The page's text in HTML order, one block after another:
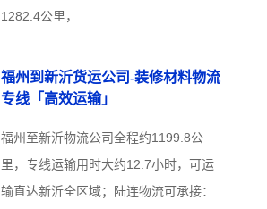
1282.4公里，
福州到新沂货运公司-装修材料物流
专线「高效运输」
福州至新沂物流公司全程约1199.8公
里，专线运输用时大约12.7小时，可运
输直达新沂全区域；陆连物流可承接：